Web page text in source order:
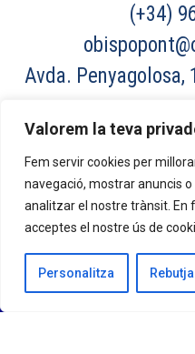
Valorem la teva
Fem servir cookies per
navegació, mostrar anuncis
analitzar el nostre trànsit. En
acceptes el nostre ús de
Personalitza
(+34)
Avda.